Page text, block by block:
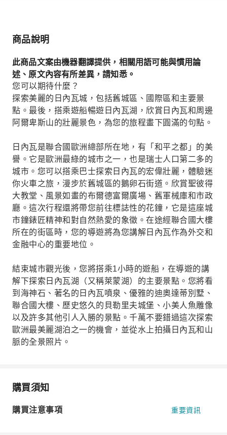
日內瓦的宏偉與美麗，體驗迷你火車之旅，漫步於
畫的布爾德富爾廣場、舊兵工廠和市政廳。這次行
程還將帶您前往標誌性的花鐘，它是這座城市鐘錶
匠和對大自然熱愛的象徵。在經過聯合國大樓所在
的區域時，您的導遊將為您解釋日內瓦作為外交和
金融中心的重要性。城市遊覽結束後，您將乘坐遊
船，在導遊的講解下，於1小時的遊船上探索日內
商品說明
此商品文案由機器翻譯提供，相關用語可能與慣用論
述、原文內容有所差異，請知悉。
您可以期待什麼？
探索美麗的日內瓦城，包括舊城區、國際區和主要景
點。最後，搭乘遊船暢遊日內瓦湖，欣賞日內瓦和周邊
阿爾卑斯山的壯麗景色，為您的旅程畫下圓滿的句點。
日內瓦是聯合國歐洲總部所在地，有「和平之都」的美
譽。它是歐洲最綠的城市之一，也是瑞士人口第二多的
城市。您可以搭乘巴士探索日內瓦的宏偉壯麗，體驗迷
你火車之旅，漫步於舊城區的鵝卵石街道。欣賞聖彼得
大教堂、風景如畫的布爾德富爾廣場、舊軍械庫和市政
廳。這次行程還將帶您前往標誌性的花鐘，它是這座城
市鐘錶匠精神和對自然熱愛的象徵。在途經聯合國大樓
所在的街區時，您的導遊將為您講解日內瓦作為外交和
金融中心的重要地位。
結束城市觀光後，您將搭乘1小時的遊船，在導遊的講
解下探索日內瓦湖（又稱萊蒙湖）的主要景點。您將看
到海神石、著名的日內瓦噴泉、優雅的迪奧達蒂別墅、
聯合國大樓、歷史悠久的貝勒里夫城堡、小美人魚雕像
以及許多其他引人入勝的景點。千萬不要錯過這次探索
歐洲最美麗湖泊之一的機會，並從水上拍攝日內瓦和山
脈的全景照片。
購買須知
購買注意事項 重要資訊